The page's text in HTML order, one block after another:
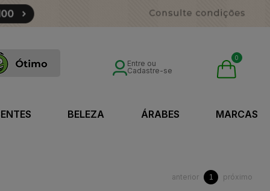
Entre ou
Cadastre-se
0
BELEZA ÁRABES MARCAS
anterior 1 próximo